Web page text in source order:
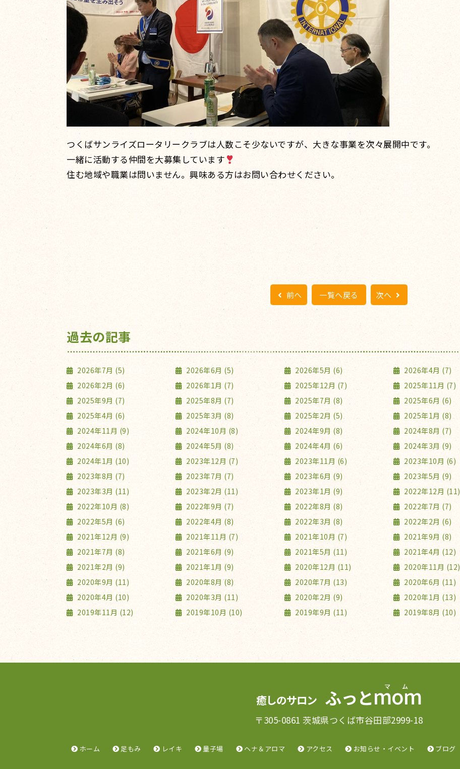
つくばサンライズロータリークラブは人数こそ少ないですが、大きな事業を次々展開中です。
一緒に活動する仲間を大募集しています
住む地域や職業は問いません。興味ある方はお問い合わせください。
前へ 一覧へ戻る 次へ
過去の記事
2026年7月 (5) 2026年6月 (5) 2026年5月 (6) 2026年4月 (7)
2026年2月 (6)
2026年1月 (7) 2025年12月 (7) 2025年11月 (7)
2025年9月 (7)
2025年8月 (7) 2025年7月 (8) 2025年6月 (6)
2025年4月 (6)
2025年3月 (8) 2025年2月 (5) 2025年1月 (8)
2024年11月 (9)
2024年10月 (8) 2024年9月 (8) 2024年8月 (7)
2024年6月 (8)
2024年5月 (8) 2024年4月 (6) 2024年3月 (9)
2024年1月 (10)
2023年12月 (7) 2023年11月 (6) 2023年10月 (6)
2023年8月 (7)
2023年7月 (7) 2023年6月 (9) 2023年5月 (9)
2023年3月 (11)
2023年2月 (11) 2023年1月 (9) 2022年12月 (11)
2022年10月 (8)
2022年9月 (7) 2022年8月 (8) 2022年7月 (7)
2022年5月 (6)
2022年4月 (8) 2022年3月 (8) 2022年2月 (6)
2021年12月 (9)
2021年11月 (7) 2021年10月 (7) 2021年9月 (8)
2021年7月 (8)
2021年6月 (9) 2021年5月 (11) 2021年4月 (12)
2021年2月 (9)
2021年1月 (9) 2020年12月 (11) 2020年11月 (12)
2020年9月 (11)
2020年8月 (8) 2020年7月 (13) 2020年6月 (11)
2020年4月 (10)
2020年3月 (11) 2020年2月 (9) 2020年1月 (13)
2019年11月 (12)
2019年10月 (10) 2019年9月 (11) 2019年8月 (10)
癒しのサロン ふっとmom
〒305-0861 茨城県つくば市谷田部2999-18
ホーム 足もみ レイキ 量子場 ヘナ＆アロマ アクセス お知らせ・イベント ブログ